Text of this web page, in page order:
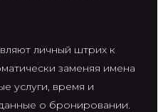
личный штрих к
заменяя имена
услуги, время и
о бронировании.